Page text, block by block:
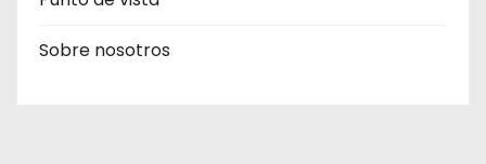
Sobre nosotros